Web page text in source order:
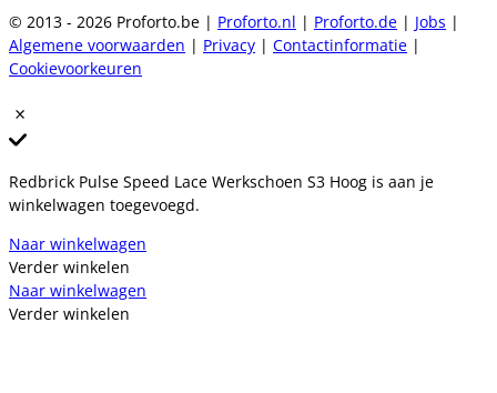
© 2013 - 2026 Proforto.be | Proforto.nl | Proforto.de | Jobs |
Algemene voorwaarden | Privacy | Contactinformatie |
Cookievoorkeuren
Redbrick Pulse Speed Lace Werkschoen S3 Hoog is aan je
winkelwagen toegevoegd.
Naar winkelwagen
Verder winkelen
Naar winkelwagen
Verder winkelen